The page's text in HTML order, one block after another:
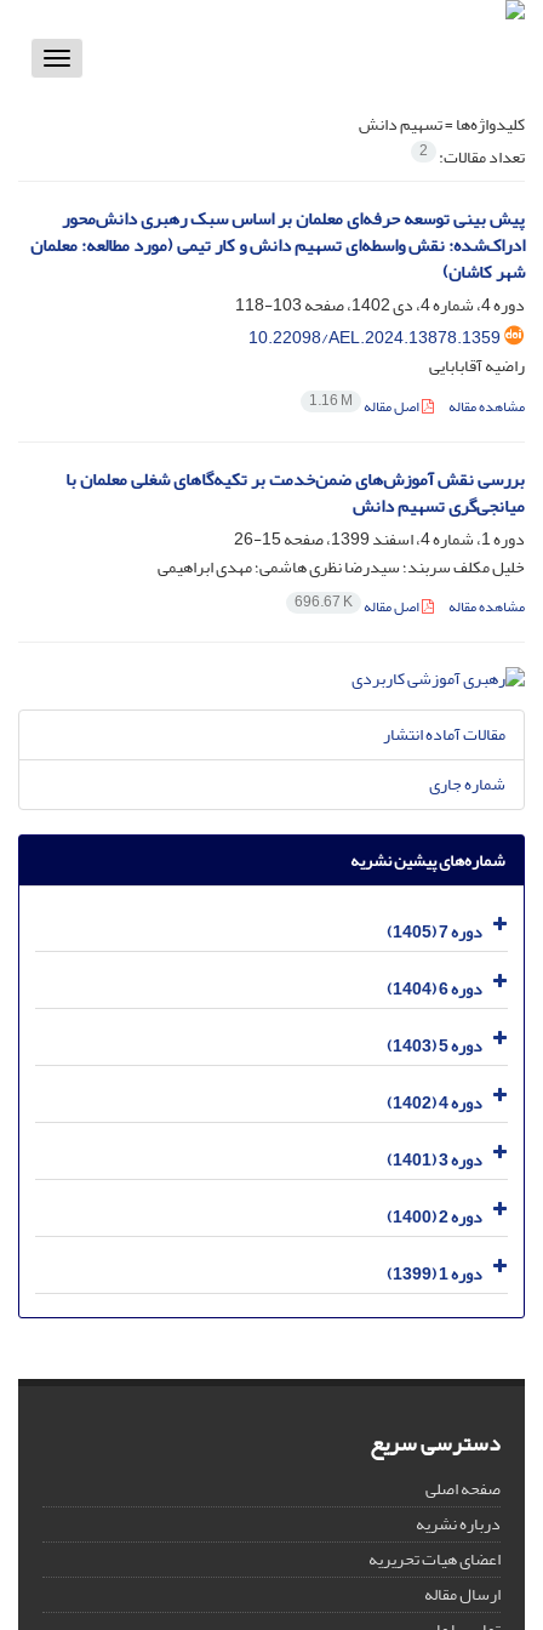
Toggle
کلیدواژه‌ها =تسهیم دانش
تعداد مقالات: 2
پیش بینی توسعه حرفه‌ای معلمان بر اساس سبک رهبری دانش‌محور
ادراک‌شده: نقش واسطه‌ای تسهیم دانش و کار تیمی (مورد مطالعه: معلمان
شهر کاشان)
دوره 4، شماره 4، دی 1402، صفحه
103-118
10.22098/AEL.2024.13878.1359
راضیه آقابابایی
مشاهده مقاله اصل مقاله 1.16 M
بررسی نقش آموزش‌های ضمن‌خدمت بر تکیه‌گاهای شغلی معلمان با
میانجی‌گری تسهیم دانش
دوره 1، شماره 4، اسفند 1399، صفحه
15-26
خلیل مکلف سربند؛ سیدرضا نظری هاشمی؛ مهدی ابراهیمی
مشاهده مقاله اصل مقاله 696.67 K
مقالات آماده انتشار
شماره جاری
شماره‌های پیشین نشریه
دوره 7 (1405)
دوره 6 (1404)
دوره 5 (1403)
دوره 4 (1402)
دوره 3 (1401)
دوره 2 (1400)
دوره 1 (1399)
دسترسی سریع
صفحه اصلی
درباره نشریه
اعضای هیات تحریریه
ارسال مقاله